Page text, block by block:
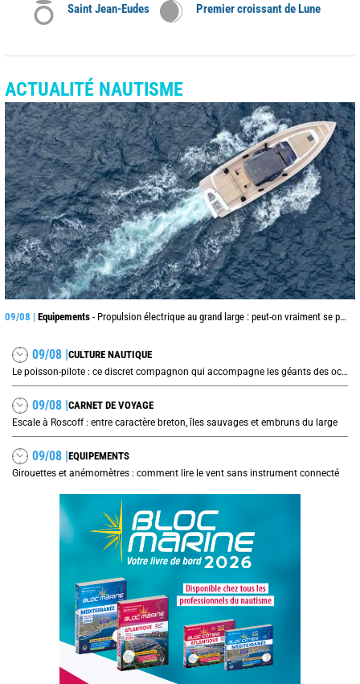
Saint Jean-Eudes
Premier croissant de Lune
ACTUALITÉ NAUTISME
09/08 | Equipements - Propulsion électrique au grand large : peut-on vraiment se passer du diesel ?
09/08 |CULTURE NAUTIQUE
Le poisson-pilote : ce discret compagnon qui accompagne les géants des océans
09/08 |CARNET DE VOYAGE
Escale à Roscoff : entre caractère breton, îles sauvages et embruns du large
09/08 |EQUIPEMENTS
Girouettes et anémomètres : comment lire le vent sans instrument connecté